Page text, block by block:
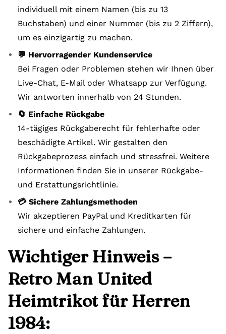
individuell mit einem Namen (bis zu 13
Buchstaben) und einer Nummer (bis zu 2 Ziffern),
um es einzigartig zu machen.
💬 Hervorragender Kundenservice
Bei Fragen oder Problemen stehen wir Ihnen über
Live-Chat, E-Mail oder Whatsapp zur Verfügung.
Wir antworten innerhalb von 24 Stunden.
🔄 Einfache Rückgabe
14-tägiges Rückgaberecht für fehlerhafte oder
beschädigte Artikel. Wir gestalten den
Rückgabeprozess einfach und stressfrei. Weitere
Informationen finden Sie in unserer Rückgabe-
und Erstattungsrichtlinie.
💳 Sichere Zahlungsmethoden
Wir akzeptieren PayPal und Kreditkarten für
sichere und einfache Zahlungen.
Wichtiger Hinweis –
Retro Man United
Heimtrikot für Herren
1984: